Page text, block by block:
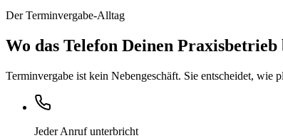
Der Terminvergabe-Alltag
Wo das Telefon Deinen Praxisbetrieb
Terminvergabe ist kein Nebengeschäft. Sie entscheidet,
Jeder Anruf unterbricht